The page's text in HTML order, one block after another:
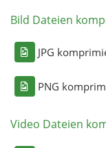
Bild Dateien
JPG
PNG
Video Dateien